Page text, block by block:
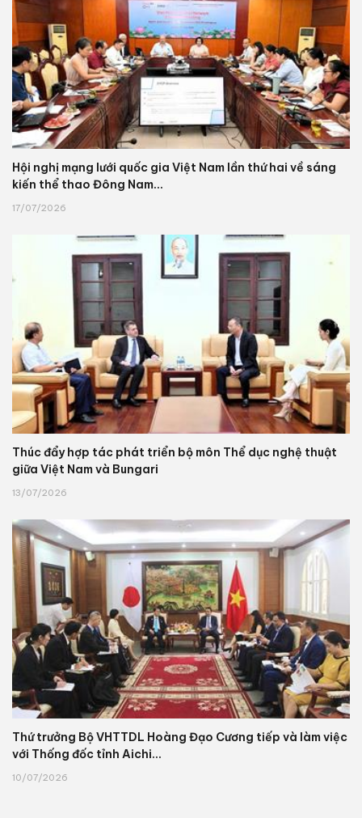
Hội nghị mạng lưới quốc gia Việt Nam lần thứ hai về sáng
kiến thể thao Đông Nam...
17/07/2026
Thúc đẩy hợp tác phát triển bộ môn Thể dục nghệ thuật
giữa Việt Nam và Bungari
13/07/2026
Thứ trưởng Bộ VHTTDL Hoàng Đạo Cương tiếp và làm việc
với Thống đốc tỉnh Aichi...
10/07/2026